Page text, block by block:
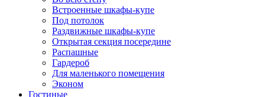
Встроенные шкафы-купе
Под потолок
Раздвижные шкафы-купе
Открытая секция посередине
Распашные
Гардероб
Для маленького помещения
Эконом
Гостиные